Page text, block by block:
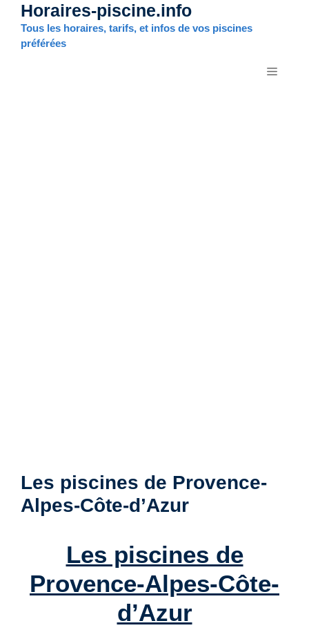
Aller
contenu
Horaires-piscine.info
Tous les horaires, tarifs, et infos de vos piscines
préférées
MENU
Les piscines de Provence-
Alpes-Côte-d’Azur
Les piscines de
Provence-Alpes-Côte-
d’Azur